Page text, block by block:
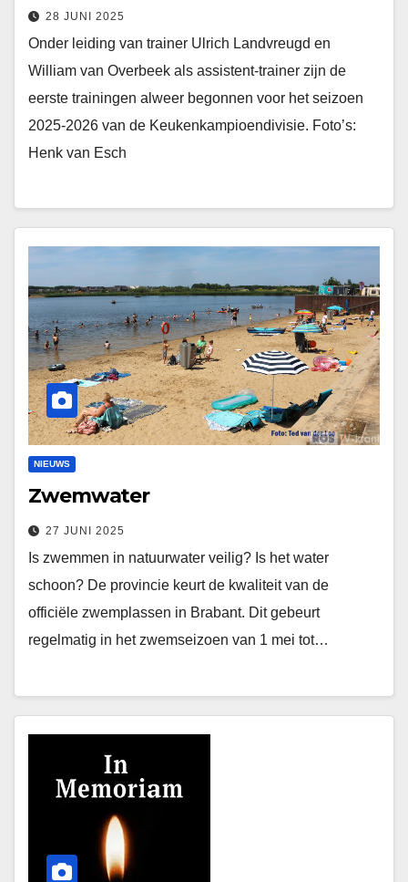
28 JUNI 2025
Onder leiding van trainer Ulrich Landvreugd en
William van Overbeek als assistent-trainer zijn de
eerste trainingen alweer begonnen voor het seizoen
2025-2026 van de Keukenkampioendivisie. Foto’s:
Henk van Esch
NIEUWS
Zwemwater
27 JUNI 2025
Is zwemmen in natuurwater veilig? Is het water
schoon? De provincie keurt de kwaliteit van de
officiële zwemplassen in Brabant. Dit gebeurt
regelmatig in het zwemseizoen van 1 mei tot…